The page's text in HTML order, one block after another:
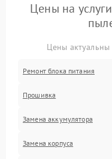
Цены на
Цены
Ремонт блока питания
Прошивка
Замена аккумулятора
Замена корпуса